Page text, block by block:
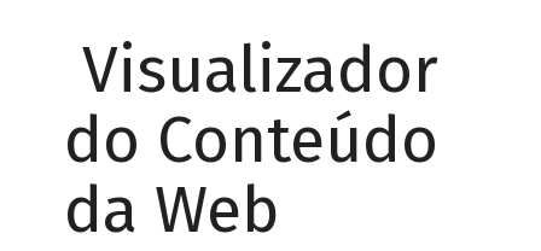
Visualizador
do Conteúdo
da Web